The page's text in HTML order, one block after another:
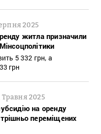
2025
житла призначили
5 332 грн, а
грн
Травня 2025
на оренду
переміщених